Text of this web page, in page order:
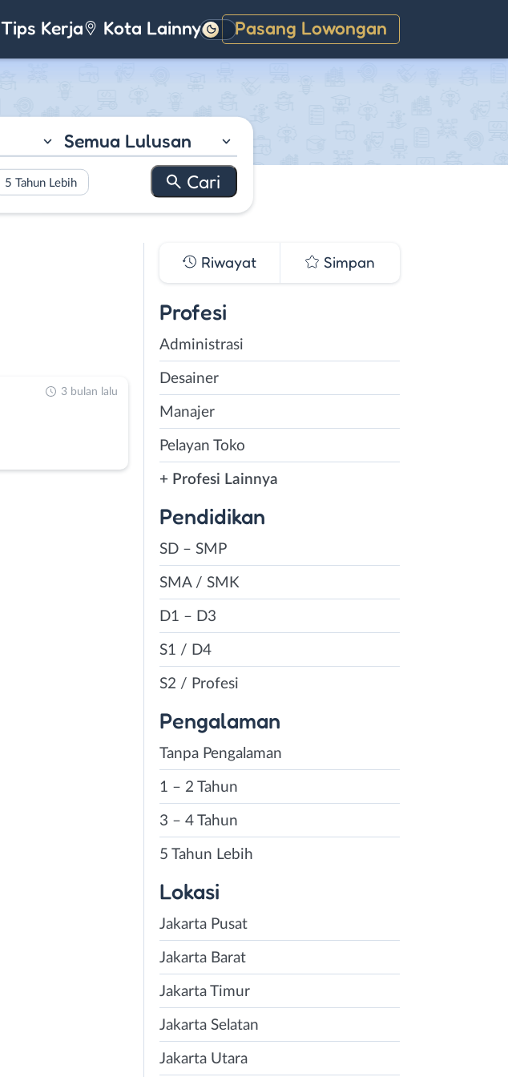
Tips Kerja Kota Lainnya Pasang Lowongan
Gelap
Semua Lulusan
5 Tahun Lebih
3 bulan lalu
Riwayat Simpan
Profesi
Administrasi
Desainer
Manajer
Pelayan Toko
+ Profesi Lainnya
Pendidikan
SD – SMP
SMA / SMK
D1 – D3
S1 / D4
S2 / Profesi
Pengalaman
Tanpa Pengalaman
1 – 2 Tahun
3 – 4 Tahun
5 Tahun Lebih
Lokasi
Jakarta Pusat
Jakarta Barat
Jakarta Timur
Jakarta Selatan
Jakarta Utara